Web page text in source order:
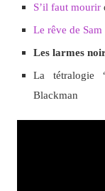
S’il faut mourir
Le rêve de Sam
Les larmes
La tétralogie
Blackman